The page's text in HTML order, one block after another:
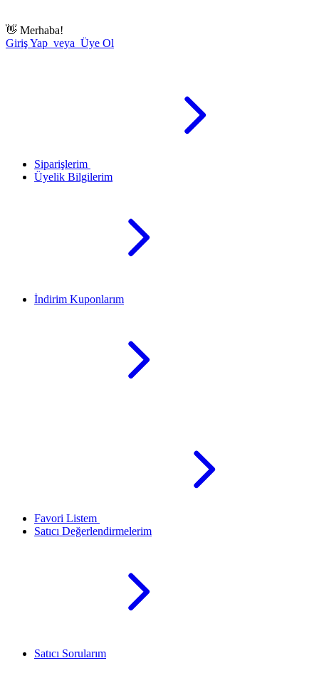
👋 Merhaba!
Giriş Yap veya Üye Ol
Siparişlerim
Üyelik Bilgilerim
İndirim Kuponlarım
Favori Listem
Satıcı Değerlendirmelerim
Satıcı Sorularım